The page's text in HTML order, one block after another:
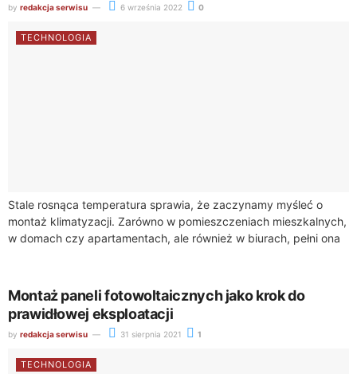
by redakcja serwisu 6 września 2022 0
TECHNOLOGIA
Stale rosnąca temperatura sprawia, że zaczynamy myśleć o
montaż klimatyzacji. Zarówno w pomieszczeniach mieszkalnych,
w domach czy apartamentach, ale również w biurach, pełni ona
Montaż paneli fotowoltaicznych jako krok do
prawidłowej eksploatacji
by redakcja serwisu 31 sierpnia 2021 1
TECHNOLOGIA